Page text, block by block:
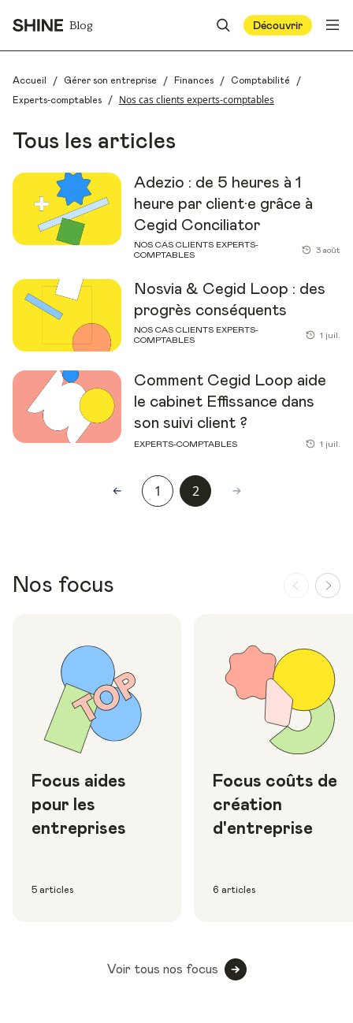
Blog Découvrir
Accueil / Gérer son entreprise / Finances / Comptabilité /
Experts-comptables / Nos cas clients experts-comptables
Tous les articles
Adezio : de 5 heures à 1
heure par client·e grâce à
Cegid Conciliator
NOS CAS CLIENTS EXPERTS-
COMPTABLES
3 août
Nosvia & Cegid Loop : des
progrès conséquents
NOS CAS CLIENTS EXPERTS-
COMPTABLES
1 juil.
Comment Cegid Loop aide
le cabinet Effissance dans
son suivi client ?
EXPERTS-COMPTABLES 1 juil.
1 2
Nos focus
Focus aides
pour les
entreprises
5 articles
Focus coûts de
création
d'entreprise
6 articles
Voir tous nos focus